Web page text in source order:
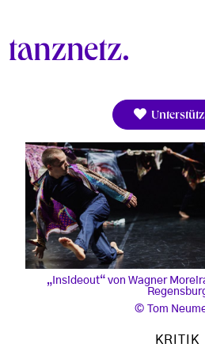
„Insideout“ von Wagner
Tom
KRITIK